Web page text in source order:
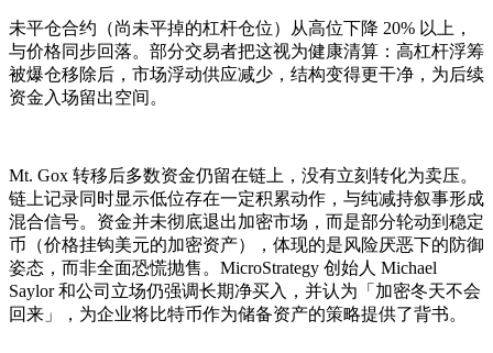
未平仓合约（尚未平掉的杠杆仓位）从高位下降 20% 以上，
与价格同步回落。部分交易者把这视为健康清算：高杠杆浮筹
被爆仓移除后，市场浮动供应减少，结构变得更干净，为后续
资金入场留出空间。
Mt. Gox 转移后多数资金仍留在链上，没有立刻转化为卖压。
链上记录同时显示低位存在一定积累动作，与纯减持叙事形成
混合信号。资金并未彻底退出加密市场，而是部分轮动到稳定
币（价格挂钩美元的加密资产），体现的是风险厌恶下的防御
姿态，而非全面恐慌抛售。MicroStrategy 创始人 Michael
Saylor 和公司立场仍强调长期净买入，并认为「加密冬天不会
回来」，为企业将比特币作为储备资产的策略提供了背书。